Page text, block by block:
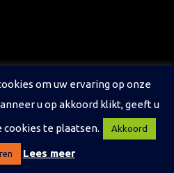
om uw ervaring op onze
u op akkoord klikt, geeft u
te plaatsen.
Akkoord
Lees meer